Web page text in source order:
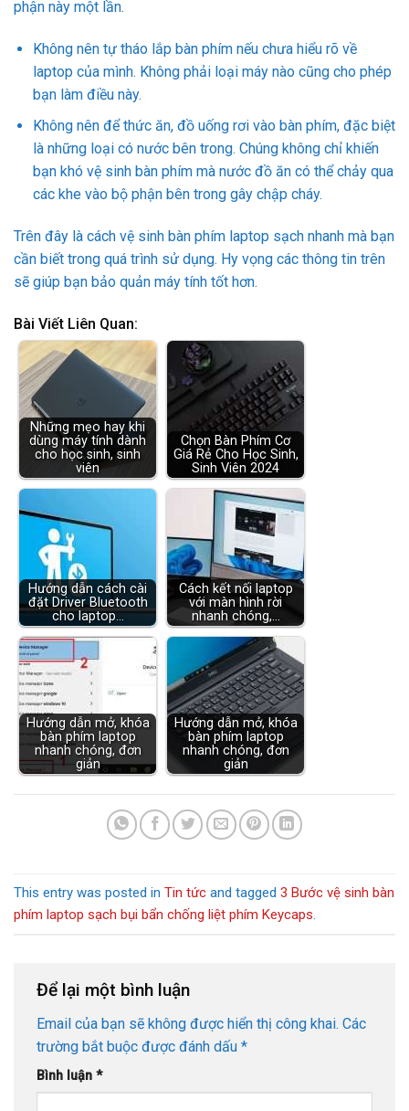
phận này một lần.
Không nên tự tháo lắp bàn phím nếu chưa hiểu rõ về
laptop của mình. Không phải loại máy nào cũng cho phép
bạn làm điều này.
Không nên để thức ăn, đồ uống rơi vào bàn phím, đặc biệt
là những loại có nước bên trong. Chúng không chỉ khiến
bạn khó vệ sinh bàn phím mà nước đồ ăn có thể chảy qua
các khe vào bộ phận bên trong gây chập cháy.
Trên đây là cách vệ sinh bàn phím laptop sạch nhanh mà bạn
cần biết trong quá trình sử dụng. Hy vọng các thông tin trên
sẽ giúp bạn bảo quản máy tính tốt hơn.
Bài Viết Liên Quan:
Những mẹo hay khi
dùng máy tính dành
cho học sinh, sinh
viên
Chọn Bàn Phím Cơ
Giá Rẻ Cho Học Sinh,
Sinh Viên 2024
Hướng dẫn cách cài
đặt Driver Bluetooth
cho laptop…
Cách kết nối laptop
với màn hình rời
nhanh chóng,…
Hướng dẫn mở, khóa
bàn phím laptop
nhanh chóng, đơn
giản
Hướng dẫn mở, khóa
bàn phím laptop
nhanh chóng, đơn
giản
This entry was posted in Tin tức and tagged 3 Bước vệ sinh bàn
phím laptop sạch bụi bẩn chống liệt phím Keycaps.
Để lại một bình luận
Email của bạn sẽ không được hiển thị công khai. Các
trường bắt buộc được đánh dấu *
Bình luận *